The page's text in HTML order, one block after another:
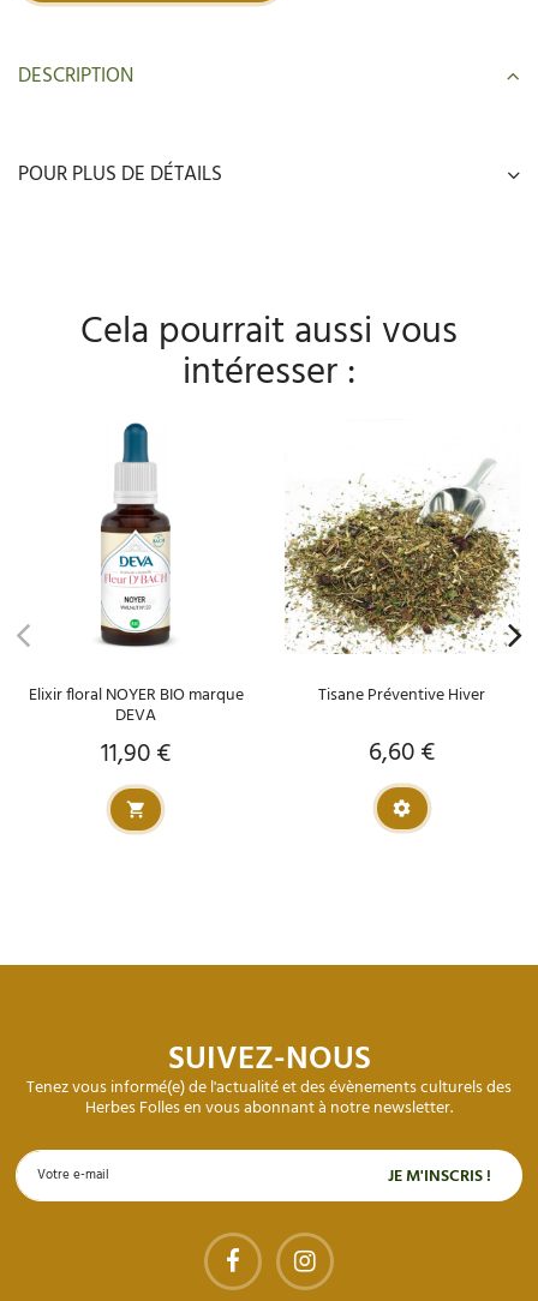
DESCRIPTION
POUR PLUS DE DÉTAILS
Cela pourrait aussi vous
intéresser :
Elixir floral NOYER BIO marque
DEVA
Prix
11,90 €
Tisane Préventive Hiver
Prix
6,60 €
SUIVEZ-NOUS
Tenez vous informé(e) de l'actualité et des évènements culturels des
Herbes Folles en vous abonnant à notre newsletter.